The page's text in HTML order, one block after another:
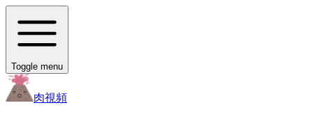
Toggle menu
肉視頻